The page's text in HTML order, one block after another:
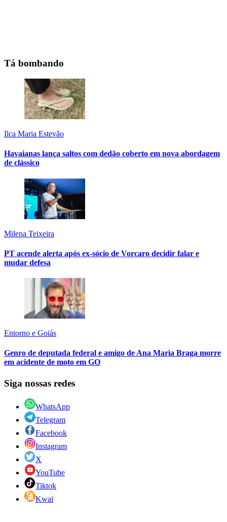
Tá bombando
Ilca Maria Estevão
Havaianas lança saltos com dedão coberto em nova abordagem
de clássico
Milena Teixeira
PT acende alerta após ex-sócio de Vorcaro decidir falar e
mudar defesa
Entorno e Goiás
Genro de deputada federal e amigo de Ana Maria Braga morre
em acidente de moto em GO
Siga nossas redes
WhatsApp
Telegram
Facebook
Instagram
X
YouTube
Tiktok
Kwai